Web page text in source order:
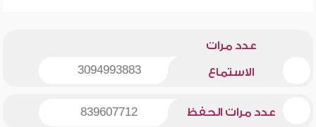
عدد مرات
الاستماع 3094993883
عدد مرات الحفظ 839607712